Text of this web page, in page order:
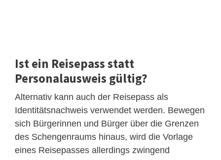
Ist ein Reisepass statt
Personalausweis gültig?
Alternativ kann auch der Reisepass als
Identitätsnachweis verwendet werden. Bewegen
sich Bürgerinnen und Bürger über die Grenzen
des Schengenraums hinaus, wird die Vorlage
eines Reisepasses allerdings zwingend